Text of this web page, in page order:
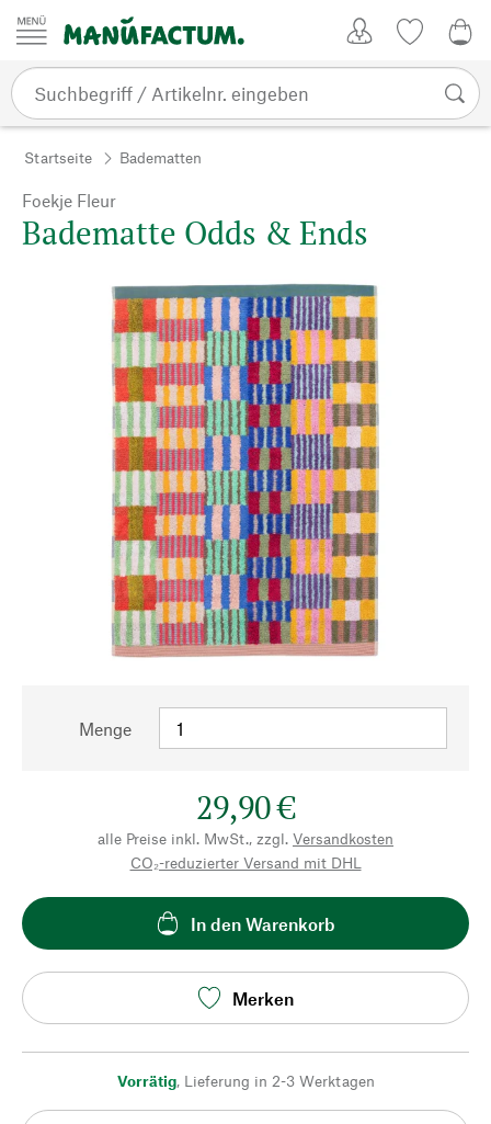
Zum Inhalt springen
Startseite Badematten
Foekje Fleur
Badematte Odds & Ends
Menge
29,90 €
alle Preise inkl. MwSt., zzgl. Versandkosten
CO₂-reduzierter Versand mit DHL
In den Warenkorb
Merken
Vorrätig, Lieferung in 2-3 Werktagen